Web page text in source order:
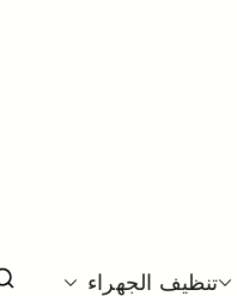
تنظيف الجهراء